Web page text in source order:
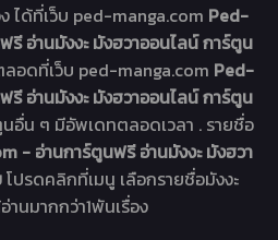
ได้ที่เว็บ ped-manga.com Ped-
อ่านมังงะ มังฮวาออนไลน์ การ์ตูน
อดที่เว็บ ped-manga.com Ped-
อ่านมังงะ มังฮวาออนไลน์ การ์ตูน
อื่น ๆ มีอัพเดทตลอดเวลา . รายชื่อ
- อ่านการ์ตูนฟรี อ่านมังงะ มังฮวา
โปรดคลิกที่เมนู เลือกรายชื่อมังงะ
านมากกว่า1พันเรื่อง